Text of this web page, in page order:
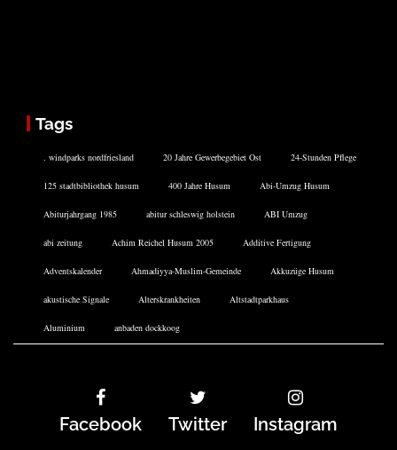
Tags
. windparks nordfriesland 20 Jahre Gewerbegebiet Ost 24-Stunden Pflege
125 stadtbibliothek husum 400 Jahre Husum Abi-Umzug Husum
Abiturjahrgang 1985 abitur schleswig holstein ABI Umzug
abi zeitung Achim Reichel Husum 2005 Additive Fertigung
Adventskalender Ahmadiyya-Muslim-Gemeinde Akkuzüge Husum
akustische Signale Alterskrankheiten Altstadtparkhaus
Aluminium anbaden dockkoog
Facebook Twitter Instagram